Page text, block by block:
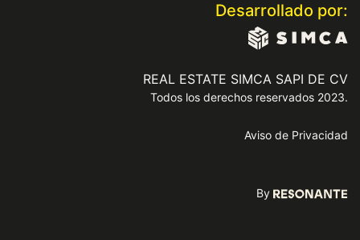
Desarrollado por:
REAL ESTATE SIMCA SAPI DE CV
Todos los derechos reservados 2023.
Aviso de Privacidad
By